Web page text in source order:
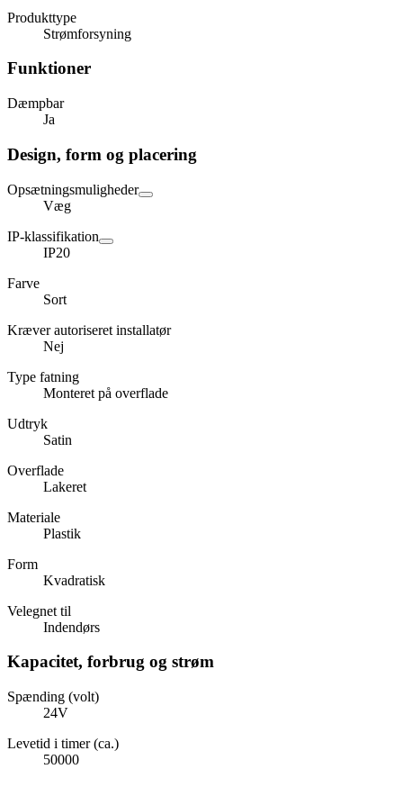
Produkttype
Strømforsyning
Funktioner
Dæmpbar
Ja
Design, form og placering
Opsætningsmuligheder
Væg
IP-klassifikation
IP20
Farve
Sort
Kræver autoriseret installatør
Nej
Type fatning
Monteret på overflade
Udtryk
Satin
Overflade
Lakeret
Materiale
Plastik
Form
Kvadratisk
Velegnet til
Indendørs
Kapacitet, forbrug og strøm
Spænding (volt)
24V
Levetid i timer (ca.)
50000